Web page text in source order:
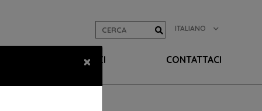
ITALIANO
SERVIZI CONTATTACI
×